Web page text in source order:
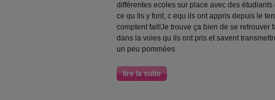
différentes ecoles sur place avec des
ce qu ils y font, c equ ils ont appris depuis le
comptent fait!Je trouve ça bien de se retrouver
dans la voies qu ils ont pris et savent
un peu pommées
lire la suite